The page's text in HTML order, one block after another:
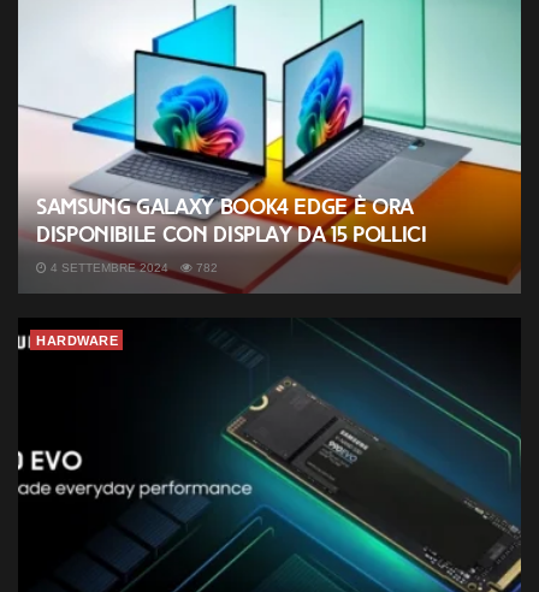
Samsung Galaxy Book4 Edge è ora
disponibile con display da 15 pollici
4 SETTEMBRE 2024 782
HARDWARE